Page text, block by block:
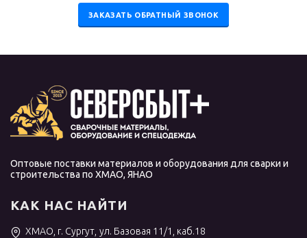
ЗАКАЗАТЬ ОБРАТНЫЙ ЗВОНОК
Оптовые поставки материалов и оборудования для сварки и
строительства по ХМАО, ЯНАО
КАК НАС НАЙТИ
ХМАО, г. Сургут, ул. Базовая 11/1, каб.18